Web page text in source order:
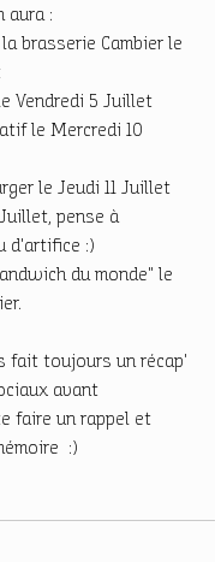
aura :
la brasserie Cambier le
Vendredi 5 Juillet
le Mercredi 10
le Jeudi 11 Juillet
pense à
d'artifice :)
du monde" le
fait toujours un récap'
avant
faire un rappel et
:)